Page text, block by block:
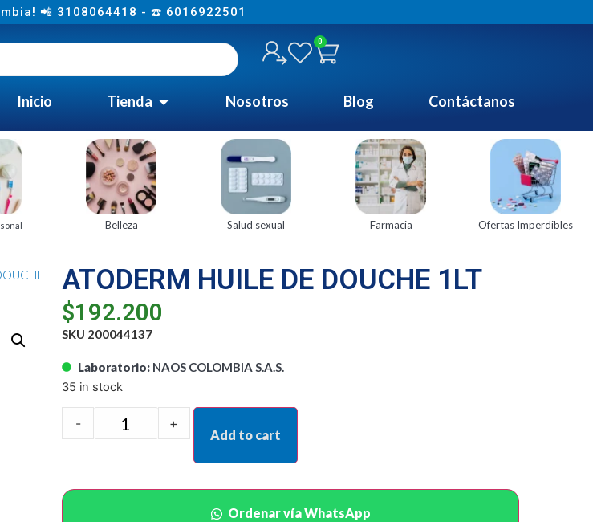
📲 3108064418 - ☎️ 6016922501
0
Inicio Tienda Nosotros Blog Contáctanos
Belleza Salud sexual Farmacia Ofertas Imperdibles
ATODERM HUILE DE DOUCHE 1LT
$192.200
SKU 200044137
Laboratorio: NAOS COLOMBIA S.A.S.
35 in stock
- +
Add to cart
Ordenar vía WhatsApp